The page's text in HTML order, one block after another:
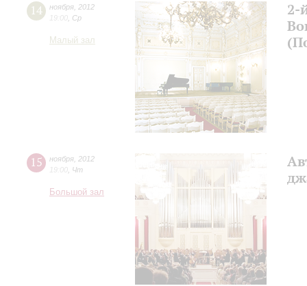
14 ноября 2012
19:00 Ср
Малый зал
2-
15 ноября 2012
19:00 Чт
Большой зал